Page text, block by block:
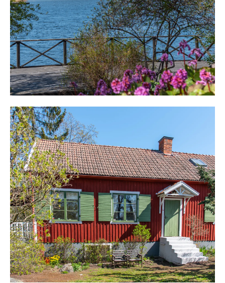
två stora sovrum med dubbelsäng i vardera rum. Intill ett
stort sällskapsrum med en braskamin. Vidare finns ett
pentry med trinettkök och ett badrum med handfat och
badkar.
Från hallen leder en trappa ner till källarutrymmen med
ståhöjd att kanske inreda en vinkällare, hobbyrum och
gym. Idag finns en bastu som behöver färdigställas.
Strax bakom huset finns även bod och runt ön väntar en
trevlig och tillgänglig strandlinje på denna underbaras ö
som ger all rekreation man kan önska och med stor
närhet till kommunikationer och storstadens puls.
För visning ring Robert Nordstrand på 070-523 58 77.
Välkommen till Jungfruholmen och ett unikt tillfälle!